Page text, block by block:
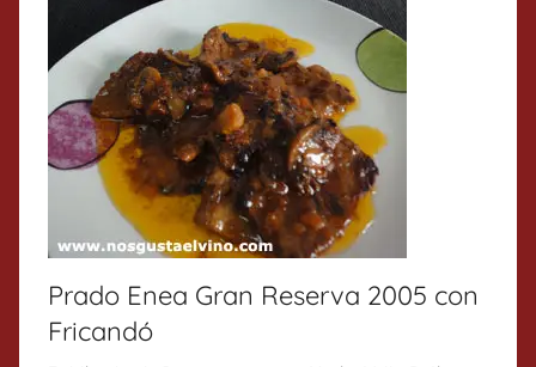
Prado Enea Gran Reserva 2005 con
Fricandó